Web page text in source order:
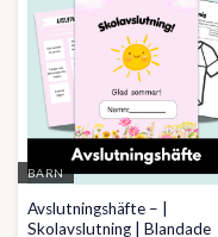
BARN
Avslutningshäfte – |
Skolavslutning | Blandade